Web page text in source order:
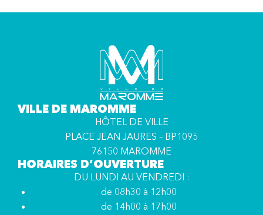
VILLE DE MAROMME
HÔTEL DE VILLE
PLACE JEAN JAURES – BP1095
76150 MAROMME
HORAIRES D’OUVERTURE
DU LUNDI AU VENDREDI :
de 08h30 à 12h00
de 14h00 à 17h00